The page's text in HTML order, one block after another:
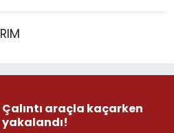
Çalıntı araçla kaçarken
yakalandı!